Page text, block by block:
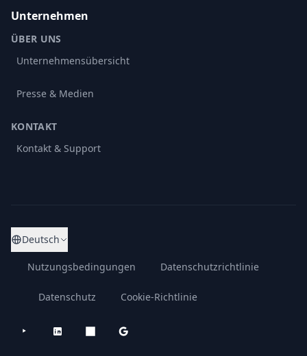
Unternehmen
ÜBER UNS
Unternehmensübersicht
Presse & Medien
KONTAKT
Kontakt & Support
Deutsch
Nutzungsbedingungen Datenschutzrichtlinie
Datenschutz Cookie-Richtlinie